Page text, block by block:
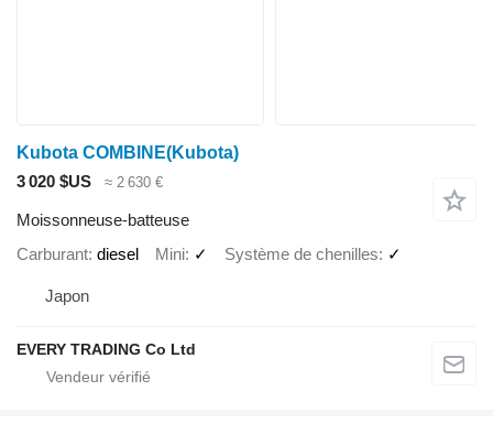
Kubota COMBINE(Kubota)
3 020 $US
≈ 2 630 €
Moissonneuse-batteuse
Carburant diesel Mini ✓ Système de chenilles ✓
Japon
EVERY TRADING Co Ltd